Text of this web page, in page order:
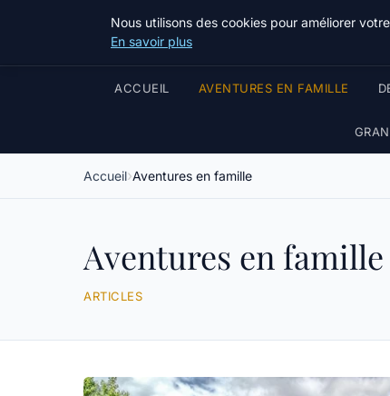
ACCUEIL AVENTURES EN FAMILLE
Accueil Aventures en famille
Aventures en famille
ARTICLES
Nous utilisons des cookies pour améliorer
En savoir plus